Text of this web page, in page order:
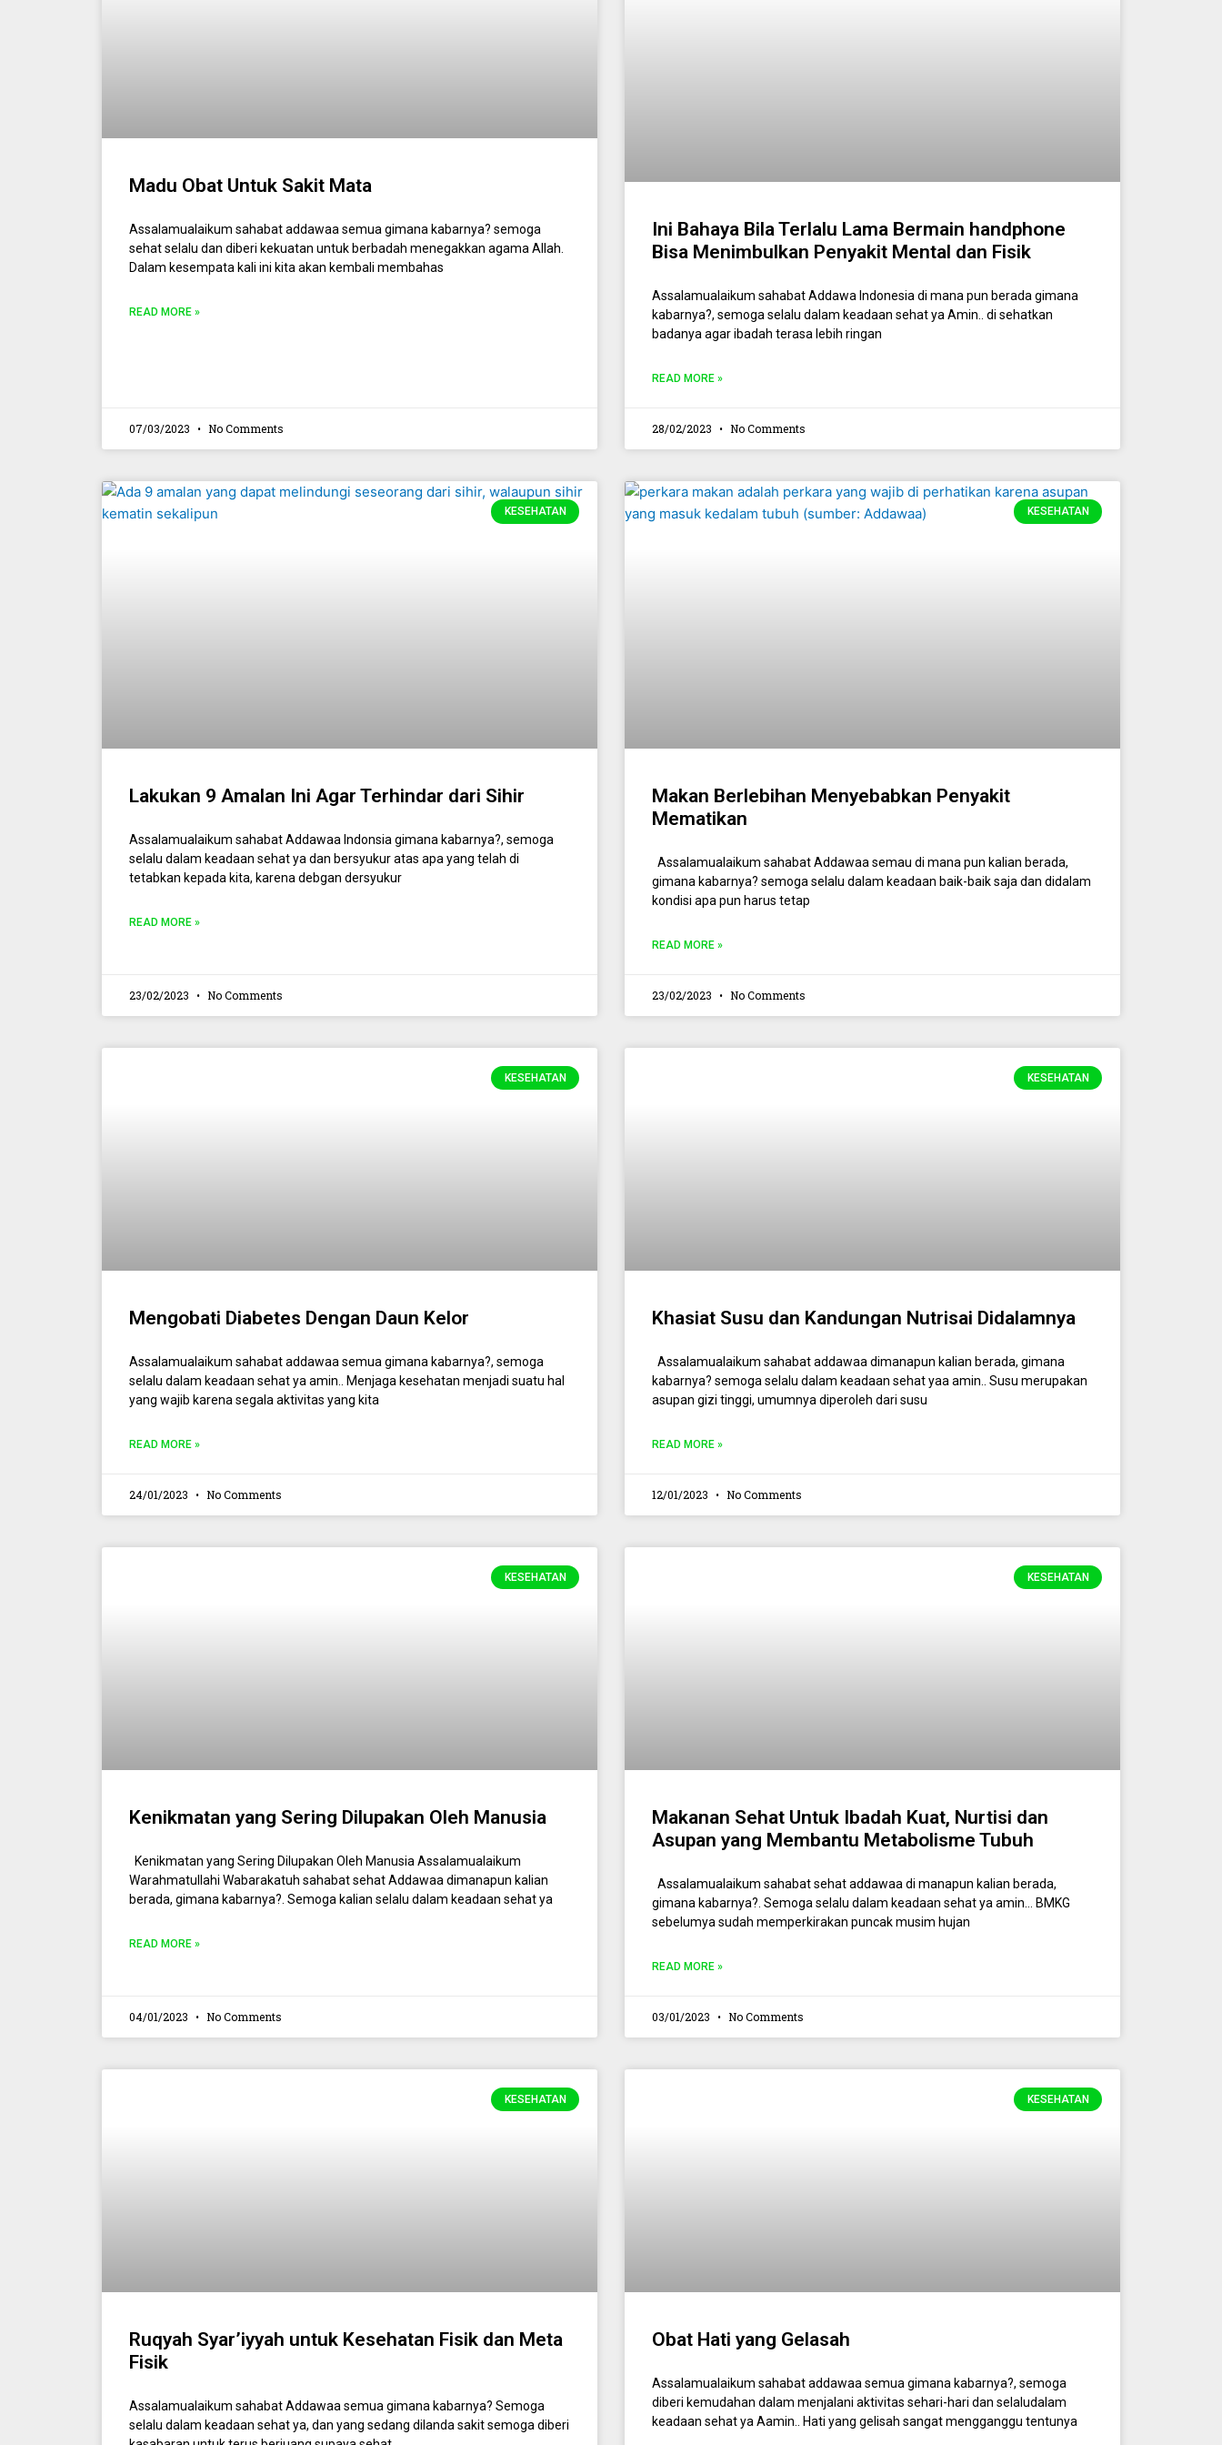
Madu Obat Untuk Sakit Mata
Assalamualaikum sahabat addawaa semua gimana kabarnya? semoga
sehat selalu dan diberi kekuatan untuk berbadah menegakkan agama Allah.
Dalam kesempata kali ini kita akan kembali membahas
READ MORE »
07/03/2023 No Comments
Ini Bahaya Bila Terlalu Lama Bermain handphone
Bisa Menimbulkan Penyakit Mental dan Fisik
Assalamualaikum sahabat Addawa Indonesia di mana pun berada gimana
kabarnya?, semoga selalu dalam keadaan sehat ya Amin.. di sehatkan
badanya agar ibadah terasa lebih ringan
READ MORE »
28/02/2023 No Comments
KESEHATAN
Lakukan 9 Amalan Ini Agar Terhindar dari Sihir
Assalamualaikum sahabat Addawaa Indonsia gimana kabarnya?, semoga
selalu dalam keadaan sehat ya dan bersyukur atas apa yang telah di
tetabkan kepada kita, karena debgan dersyukur
READ MORE »
23/02/2023 No Comments
KESEHATAN
Makan Berlebihan Menyebabkan Penyakit
Mematikan
Assalamualaikum sahabat Addawaa semau di mana pun kalian berada,
gimana kabarnya? semoga selalu dalam keadaan baik-baik saja dan didalam
kondisi apa pun harus tetap
READ MORE »
23/02/2023 No Comments
KESEHATAN
Mengobati Diabetes Dengan Daun Kelor
Assalamualaikum sahabat addawaa semua gimana kabarnya?, semoga
selalu dalam keadaan sehat ya amin.. Menjaga kesehatan menjadi suatu hal
yang wajib karena segala aktivitas yang kita
READ MORE »
24/01/2023 No Comments
KESEHATAN
Khasiat Susu dan Kandungan Nutrisai Didalamnya
Assalamualaikum sahabat addawaa dimanapun kalian berada, gimana
kabarnya? semoga selalu dalam keadaan sehat yaa amin.. Susu merupakan
asupan gizi tinggi, umumnya diperoleh dari susu
READ MORE »
12/01/2023 No Comments
KESEHATAN
Kenikmatan yang Sering Dilupakan Oleh Manusia
Kenikmatan yang Sering Dilupakan Oleh Manusia Assalamualaikum
Warahmatullahi Wabarakatuh sahabat sehat Addawaa dimanapun kalian
berada, gimana kabarnya?. Semoga kalian selalu dalam keadaan sehat ya
READ MORE »
04/01/2023 No Comments
KESEHATAN
Makanan Sehat Untuk Ibadah Kuat, Nurtisi dan
Asupan yang Membantu Metabolisme Tubuh
Assalamualaikum sahabat sehat addawaa di manapun kalian berada,
gimana kabarnya?. Semoga selalu dalam keadaan sehat ya amin… BMKG
sebelumya sudah memperkirakan puncak musim hujan
READ MORE »
03/01/2023 No Comments
KESEHATAN
Ruqyah Syar’iyyah untuk Kesehatan Fisik dan Meta
Fisik
Assalamualaikum sahabat Addawaa semua gimana kabarnya? Semoga
selalu dalam keadaan sehat ya, dan yang sedang dilanda sakit semoga diberi
KESEHATAN
Obat Hati yang Gelasah
Assalamualaikum sahabat addawaa semua gimana kabarnya?, semoga
diberi kemudahan dalam menjalani aktivitas sehari-hari dan selaludalam
keadaan sehat ya Aamin.. Hati yang gelisah sangat mengganggu tentunya